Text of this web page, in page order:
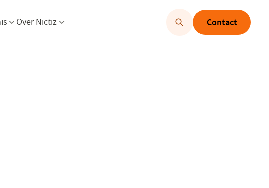
Menu openenMenu openen
Over Nictiz Contact